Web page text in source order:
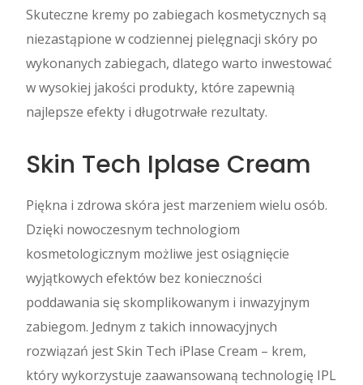
Skuteczne kremy po zabiegach kosmetycznych są
niezastąpione w codziennej pielęgnacji skóry po
wykonanych zabiegach, dlatego warto inwestować
w wysokiej jakości produkty, które zapewnią
najlepsze efekty i długotrwałe rezultaty.
Skin Tech Iplase Cream
Piękna i zdrowa skóra jest marzeniem wielu osób.
Dzięki nowoczesnym technologiom
kosmetologicznym możliwe jest osiągnięcie
wyjątkowych efektów bez konieczności
poddawania się skomplikowanym i inwazyjnym
zabiegom. Jednym z takich innowacyjnych
rozwiązań jest Skin Tech iPlase Cream – krem,
który wykorzystuje zaawansowaną technologię IPL